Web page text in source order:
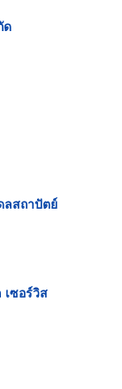
ด
ลสถาปัตย์
เซอร์วิส